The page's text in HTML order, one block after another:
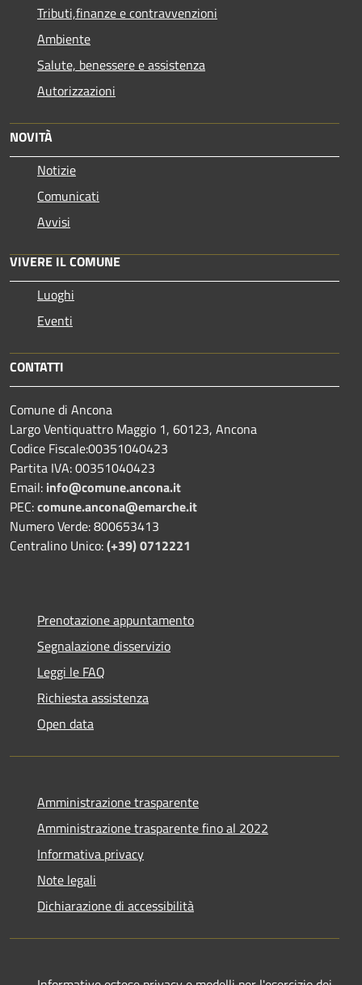
Tributi,finanze e contravvenzioni
Ambiente
Salute, benessere e assistenza
Autorizzazioni
NOVITÀ
Notizie
Comunicati
Avvisi
VIVERE IL COMUNE
Luoghi
Eventi
CONTATTI
Comune di Ancona
Largo Ventiquattro Maggio 1, 60123, Ancona
Codice Fiscale:00351040423
Partita IVA: 00351040423
Email: info@comune.ancona.it
PEC:comune.ancona@emarche.it
Numero Verde: 800653413
Centralino Unico:(+39) 0712221
Prenotazione appuntamento
Segnalazione disservizio
Leggi le FAQ
Richiesta assistenza
Open data
Amministrazione trasparente
Amministrazione trasparente fino al 2022
Informativa privacy
Note legali
Dichiarazione di accessibilità